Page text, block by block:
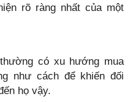
rõ ràng nhất của một
có xu hướng mua
như cách để khiến đối
họ vậy.